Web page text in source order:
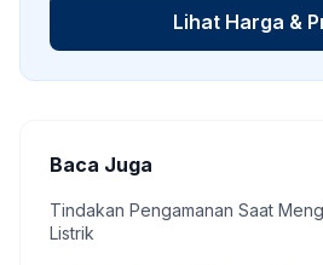
Lihat Harga &
Baca Juga
Tindakan Pengamanan Saat
Listrik